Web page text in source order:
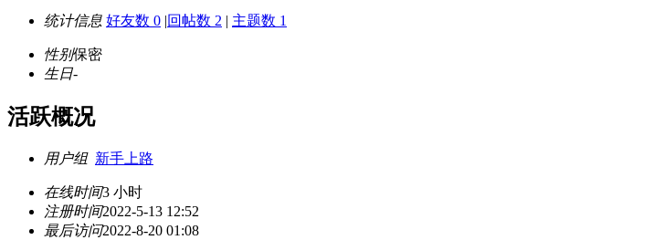
统计信息 好友数 0 |回帖数 2 | 主题数 1
性别保密
生日-
活跃概况
用户组 新手上路
在线时间3 小时
注册时间2022-5-13 12:52
最后访问2022-8-20 01:08